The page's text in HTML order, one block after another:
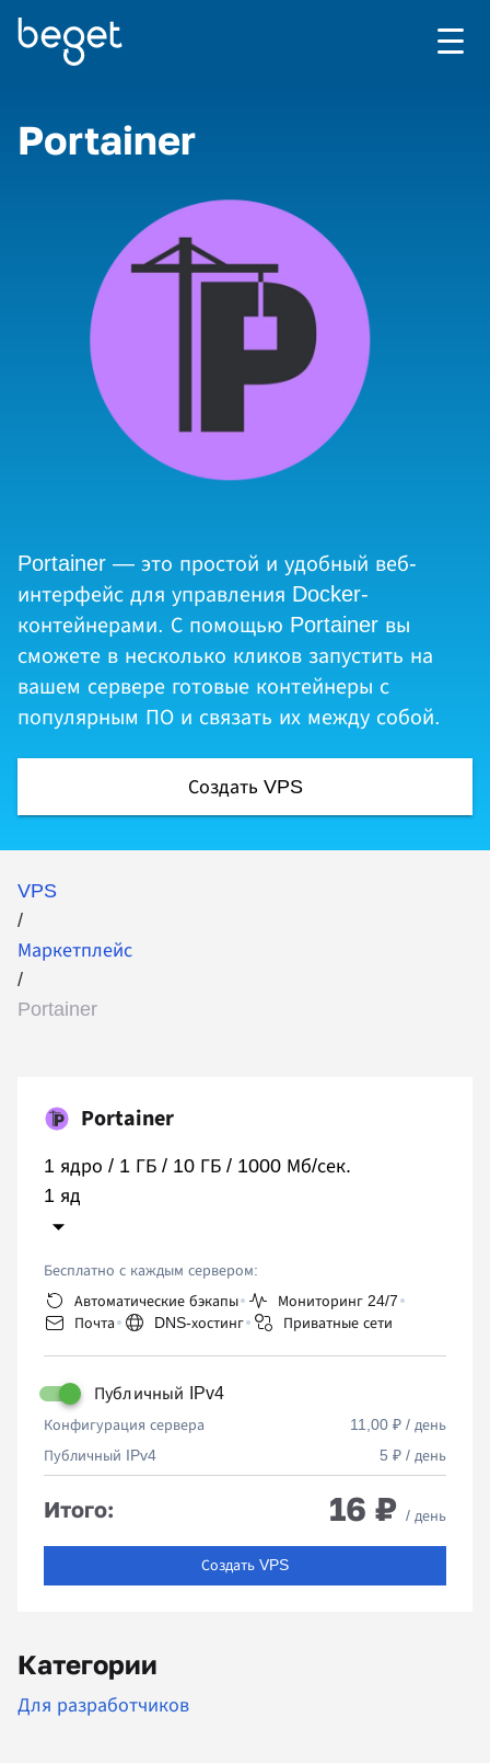
Portainer
Portainer — это простой и удобный веб-
интерфейс для управления Docker-
контейнерами. С помощью Portainer вы
сможете в несколько кликов запустить на
вашем сервере готовые контейнеры с
популярным ПО и связать их между собой.
Создать VPS
VPS
/
Маркетплейс
/
Portainer
Portainer
1 ядро / 1 ГБ / 10 ГБ / 1000 Мб/сек.
Бесплатно с каждым сервером:
Автоматические бэкапы
Мониторинг 24/7
Почта
DNS-хостинг Приватные сети
Публичный IPv4
Конфигурация сервера
11,00 ₽ / день
Публичный IPv4
5 ₽ / день
Итого: 16 ₽ / день
Создать VPS
Категории
Для разработчиков